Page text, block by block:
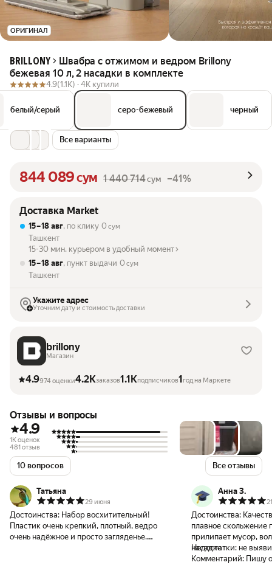
ОРИГИНАЛ
BRILLONY
Швабра с отжимом и ведром Brillony
бежевая 10 л, 2 насадки в комплекте
4.9(1.1K) · 4K купили
белый/серый серо-бежевый черный
Все варианты
844 089сум 1 440 714сум –41%
Доставка Market
15 – 18 авг, по клику 0 сум
Ташкент
15-30 мин. курьером в удобный момент
15 – 18 авг, пункт выдачи 0 сум
Ташкент
Укажите адрес
Уточним дату и стоимость доставки
brillony
Магазин
4.9974 оценки4.2Kзаказов1.1Kподписчиков1год на Маркете
Отзывы и вопросы
4.9
1K оценок
481 отзыв
10 вопросов Все отзывы
Татьяна
29 июня
Достоинства: Набор восхитительный!
Пластик очень крепкий, плотный, ведро
очень надёжное и просто загляденье.
Анна З.
Достоинства:
плавное скольжение
прилипает мусор,
насадке
Недостатки: не
Комментарий: Пишу